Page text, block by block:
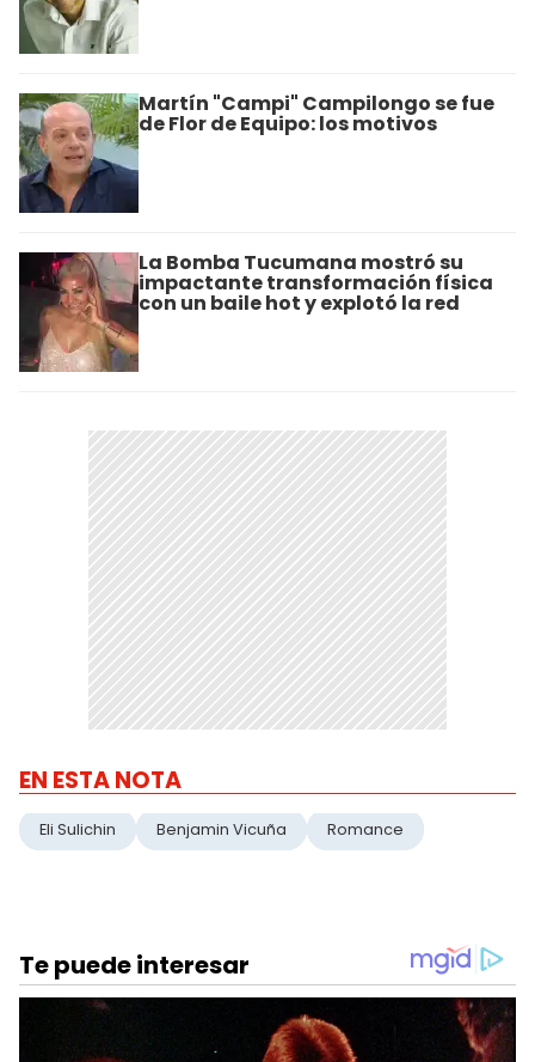
Martín "Campi" Campilongo se fue
de Flor de Equipo: los motivos
La Bomba Tucumana mostró su
impactante transformación física
con un baile hot y explotó la red
EN ESTA NOTA
Eli Sulichin Benjamin Vicuña Romance